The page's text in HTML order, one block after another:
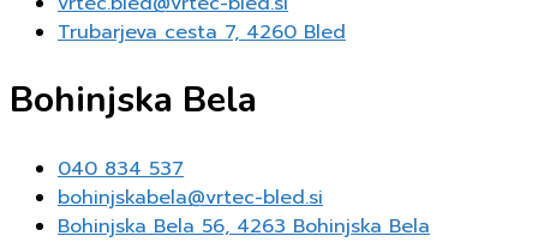
Trubarjeva cesta 7, 4260 Bled
Bohinjska Bela
040 834 537
bohinjskabela@vrtec-bled.si
Bohinjska Bela 56, 4263 Bohinjska Bela